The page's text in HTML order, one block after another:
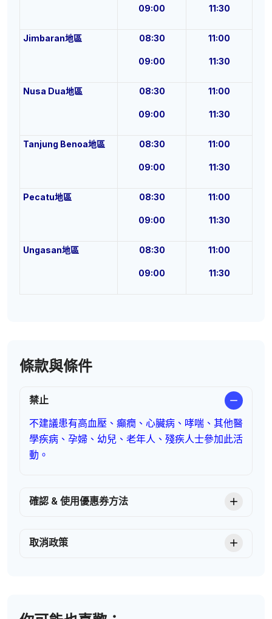
09:00 11:30
Jimbaran地區 08:30
09:00
11:00
11:30
Nusa Dua地區 08:30
09:00
11:00
11:30
Tanjung Benoa地區 08:30
09:00
11:00
11:30
Pecatu地區 08:30
09:00
11:00
11:30
Ungasan地區 08:30
09:00
11:00
11:30
條款與條件
禁止
不建議患有高血壓、癲癇、心臟病、哮喘、其他醫
學疾病、孕婦、幼兒、老年人、殘疾人士參加此活
動。
確認 & 使用優惠券方法
取消政策